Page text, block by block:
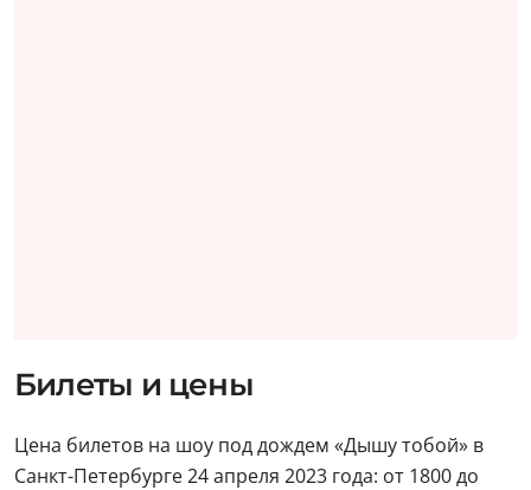
Билеты и цены
Цена билетов на шоу под дождем «Дышу тобой» в
Санкт-Петербурге 24 апреля 2023 года: от 1800 до